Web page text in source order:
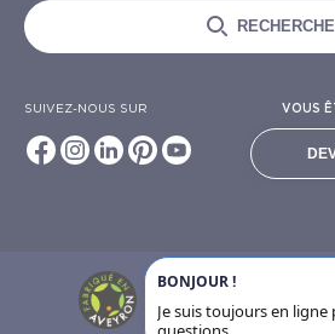
RECHERCHE
SUIVEZ-NOUS SUR VOUS
BONJOUR !
Je suis toujours en